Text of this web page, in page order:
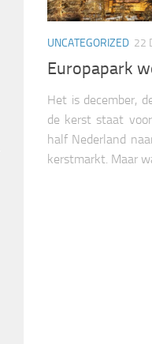
UNCATEGORIZED 22
Europapark
Het is december,
de kerst staat
half Nederland
kerstmarkt. Maar